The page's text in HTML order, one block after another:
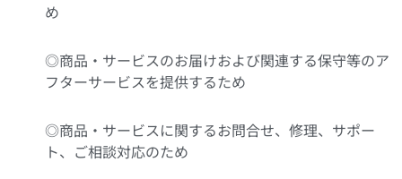
め
◎商品・サービスのお届けおよび関連する保守等のア
フターサービスを提供するため
◎商品・サービスに関するお問合せ、修理、サポー
ト、ご相談対応のため